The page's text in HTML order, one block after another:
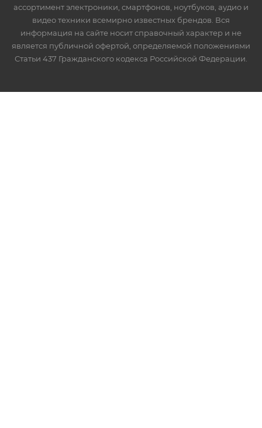
ассортимент электроники, смартфонов, ноутбуков, аудио и
видео техники всемирно известных брендов. Вся
информация на сайте носит справочный характер и не
является публичной офертой, определяемой положениями
Статьи 437 Гражданского кодекса Российской Федерации.